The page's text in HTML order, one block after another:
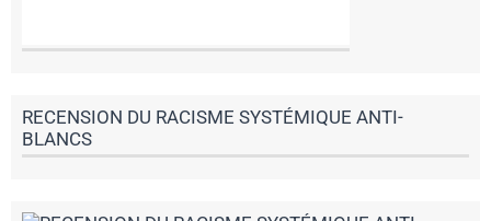
RECENSION DU RACISME SYSTÉMIQUE ANTI-
BLANCS